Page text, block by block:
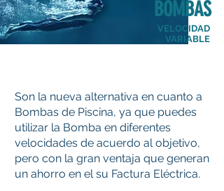
BOMBAS
VELOCIDAD
VARIABLE
Son la nueva alternativa en cuanto a
Bombas de Piscina, ya que puedes
utilizar la Bomba en diferentes
velocidades de acuerdo al objetivo,
pero con la gran ventaja que generan
un ahorro en el su Factura Eléctrica.